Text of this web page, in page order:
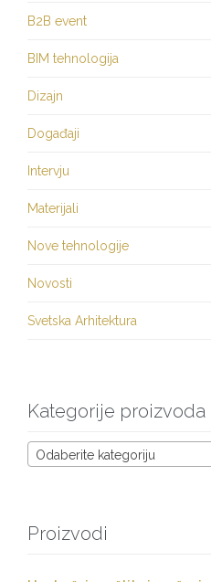
B2B event
BIM tehnologija
Dizajn
Događaji
Intervju
Materijali
Nove tehnologije
Novosti
Svetska Arhitektura
Kategorije proizvoda
Odaberite kategoriju
Proizvodi